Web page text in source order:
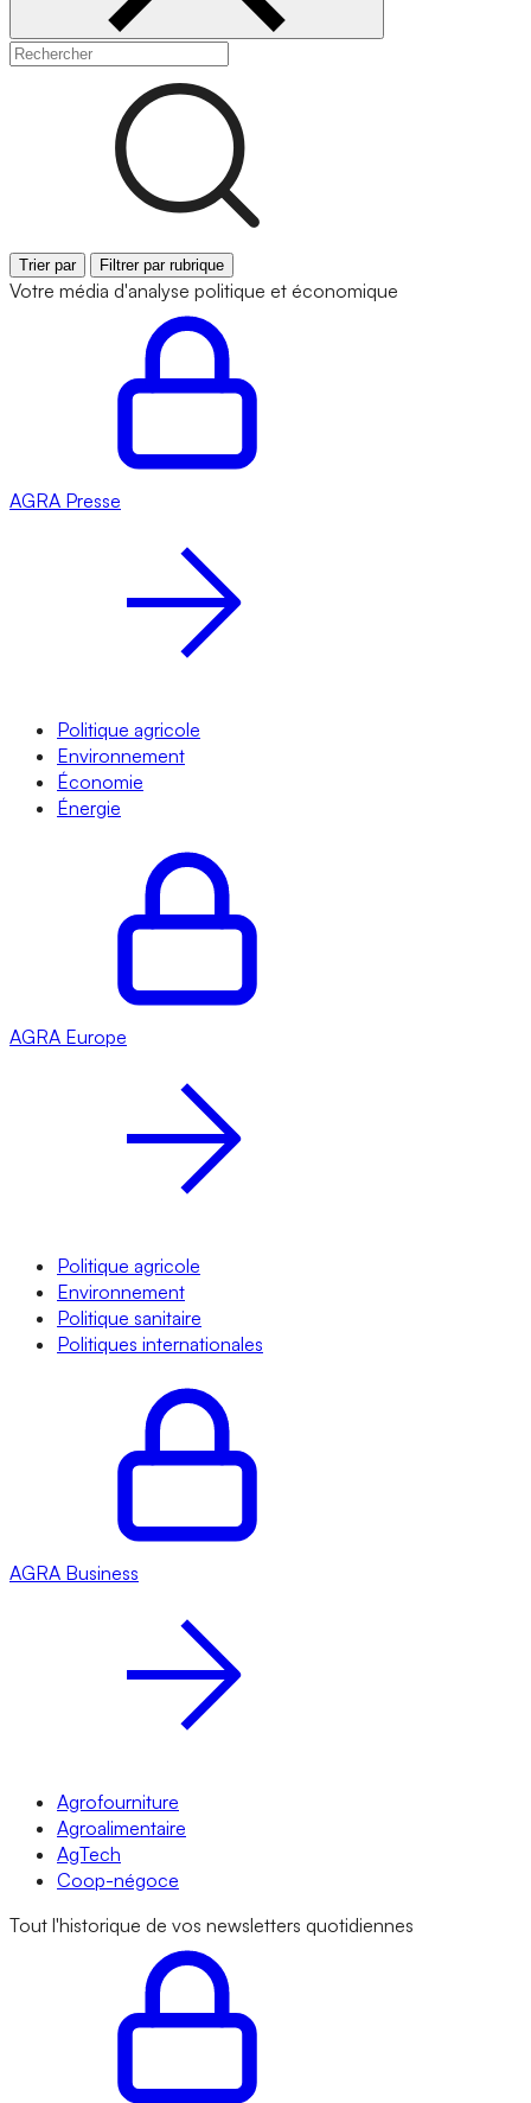
Trier par Filtrer par rubrique
Votre média d'analyse politique et économique
AGRA Presse
Politique agricole
Environnement
Économie
Énergie
AGRA Europe
Politique agricole
Environnement
Politique sanitaire
Politiques internationales
AGRA Business
Agrofourniture
Agroalimentaire
AgTech
Coop-négoce
Tout l'historique de vos newsletters quotidiennes